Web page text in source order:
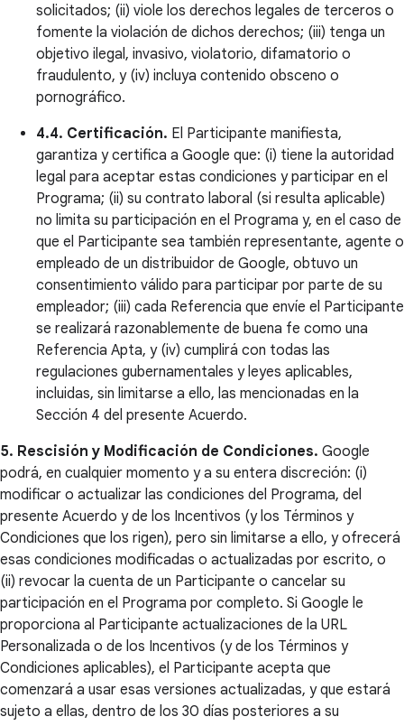
solicitados; (ii) viole los derechos legales de terceros o
fomente la violación de dichos derechos; (iii) tenga un
objetivo ilegal, invasivo, violatorio, difamatorio o
fraudulento, y (iv) incluya contenido obsceno o
pornográfico.
4.4. Certificación. El Participante manifiesta,
garantiza y certifica a Google que: (i) tiene la autoridad
legal para aceptar estas condiciones y participar en el
Programa; (ii) su contrato laboral (si resulta aplicable)
no limita su participación en el Programa y, en el caso de
que el Participante sea también representante, agente o
empleado de un distribuidor de Google, obtuvo un
consentimiento válido para participar por parte de su
empleador; (iii) cada Referencia que envíe el Participante
se realizará razonablemente de buena fe como una
Referencia Apta, y (iv) cumplirá con todas las
regulaciones gubernamentales y leyes aplicables,
incluidas, sin limitarse a ello, las mencionadas en la
Sección 4 del presente Acuerdo.
5. Rescisión y Modificación de Condiciones. Google
podrá, en cualquier momento y a su entera discreción: (i)
modificar o actualizar las condiciones del Programa, del
presente Acuerdo y de los Incentivos (y los Términos y
Condiciones que los rigen), pero sin limitarse a ello, y ofrecerá
esas condiciones modificadas o actualizadas por escrito, o
(ii) revocar la cuenta de un Participante o cancelar su
participación en el Programa por completo. Si Google le
proporciona al Participante actualizaciones de la URL
Personalizada o de los Incentivos (y de los Términos y
Condiciones aplicables), el Participante acepta que
comenzará a usar esas versiones actualizadas, y que estará
sujeto a ellas, dentro de los 30 días posteriores a su